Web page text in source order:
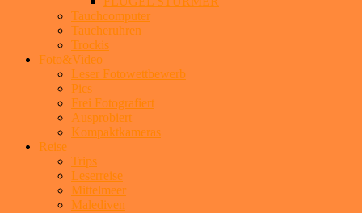
Tauchcomputer
Taucheruhren
Trockis
Foto&Video
Leser Fotowettbewerb
Pics
Frei Fotografiert
Ausprobiert
Kompaktkameras
Reise
Trips
Leserreise
Mittelmeer
Malediven